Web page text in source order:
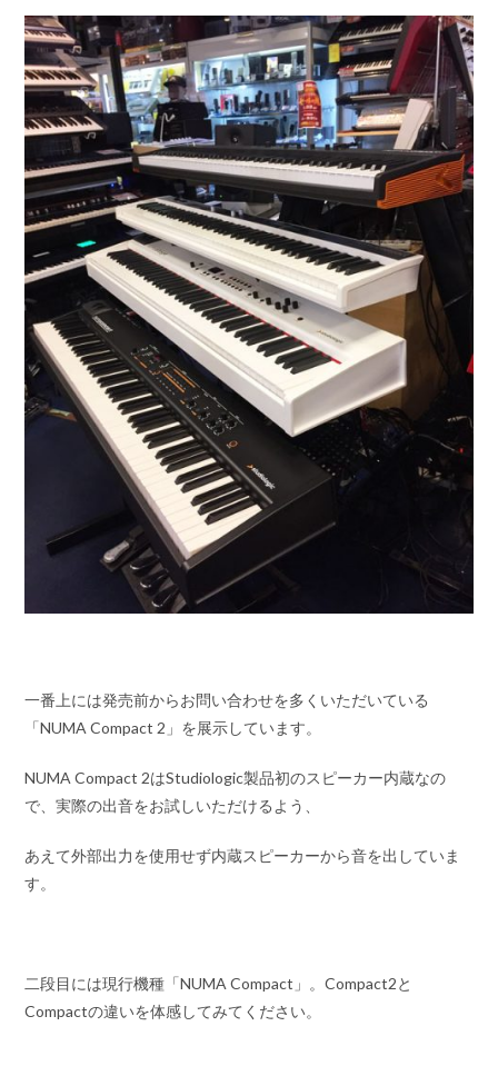
一番上には発売前からお問い合わせを多くいただいている
「NUMA Compact 2」を展示しています。
NUMA Compact 2はStudiologic製品初のスピーカー内蔵なの
で、実際の出音をお試しいただけるよう、
あえて外部出力を使用せず内蔵スピーカーから音を出していま
す。
二段目には現行機種「NUMA Compact」。Compact2と
Compactの違いを体感してみてください。